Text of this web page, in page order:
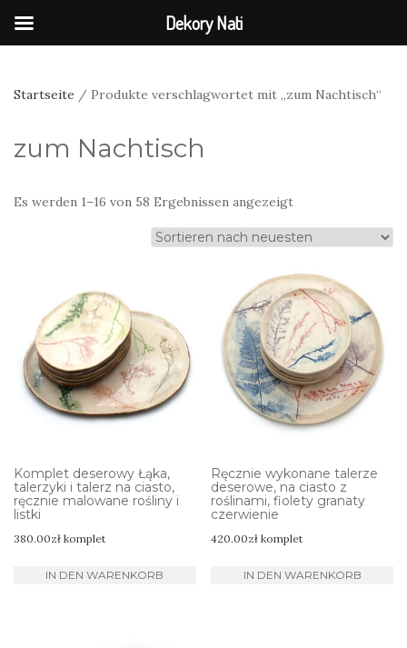
Startseite / Produkte verschlagwortet mit „zum Nachtisch“
zum Nachtisch
Es werden 1–16 von 58 Ergebnissen angezeigtNach
neuesten
sortiert
Komplet deserowy Łąka,
talerzyki i talerz na ciasto,
ręcznie malowane rośliny i
listki
380.00zł komplet
IN DEN WARENKORB
Ręcznie wykonane talerze
deserowe, na ciasto z
roślinami, fiolety granaty
czerwienie
420.00zł komplet
IN DEN WARENKORB
Dekory Nati